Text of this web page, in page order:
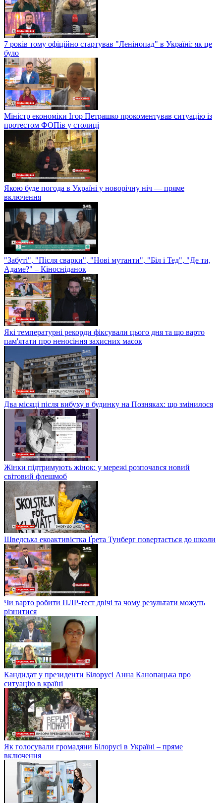
7 років тому офіційно стартував "Ленінопад" в Україні: як це
було
Міністр економіки Ігор Петрашко прокоментував ситуацію із
протестом ФОПів у столиці
Якою буде погода в Україні у новорічну ніч — пряме
включення
"Забуті", "Після сварки", "Нові мутанти", "Біл і Тед", "Де ти,
Адаме?" – Кіносніданок
Які температурні рекорди фіксували цього дня та що варто
пам'ятати про неносіння захисних масок
Два місяці після вибуху в будинку на Позняках: що змінилося
Жінки підтримують жінок: у мережі розпочався новий
світовий флешмоб
Шведська екоактивістка Ґрета Тунберг повертається до школи
Чи варто робити ПЛР-тест двічі та чому результати можуть
різнитися
Кандидат у президенти Білорусі Анна Канопацька про
ситуацію в країні
Як голосували громадяни Білорусі в Україні – пряме
включення